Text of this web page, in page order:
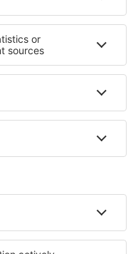
in Southport
in Costa Vasca
Marche
in Kreis Mureș